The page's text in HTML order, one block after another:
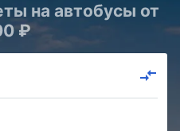
на автобусы от
₽